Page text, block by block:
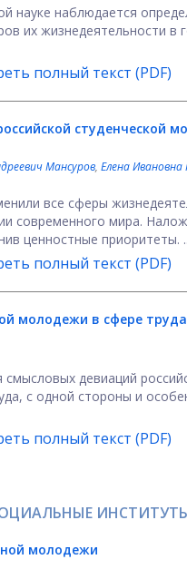
науке наблюдается
их жизнедеятельности
полный текст (PDF)
студенческой
Мансуров, Елена
все сферы
современного мира.
ценностные приоритеты.
полный текст (PDF)
молодежи в сфере труда
девиаций
с одной стороны и
полный текст (PDF)
молодежи